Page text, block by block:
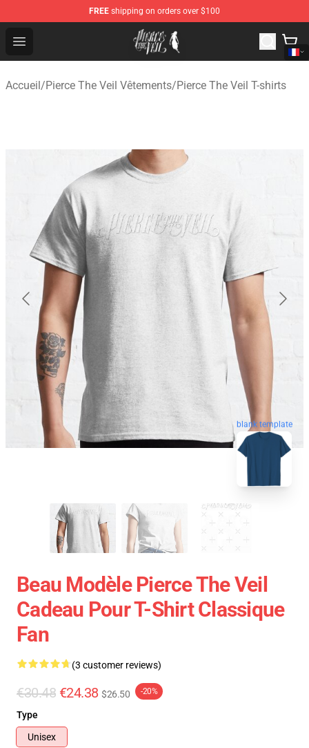
FREE shipping on orders over $100
Open menu
Pierce The Veil Store - Official Pierce The Veil
Accueil/Pierce The Veil Vêtements/Pierce The Veil T-shirts
blank template
Beau Modèle Pierce The Veil
Cadeau Pour T-Shirt Classique
Fan
(3 customer reviews)
€30.48 €24.38 $26.50 -20%
Type
Unisex